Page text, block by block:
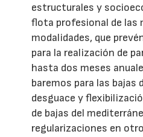
estructurales y
flota profesional de las
modalidades, que
para la realización de
hasta dos meses
baremos para las
desguace y
de bajas del
regularizaciones en